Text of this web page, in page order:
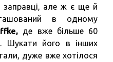
заправці, але ж є ще й
в одному
де вже більше 60
Шукати його в інших
дуже вже хотілося